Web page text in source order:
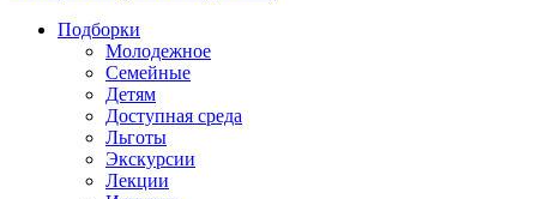
Подборки
Молодежное
Семейные
Детям
Доступная среда
Льготы
Экскурсии
Лекции